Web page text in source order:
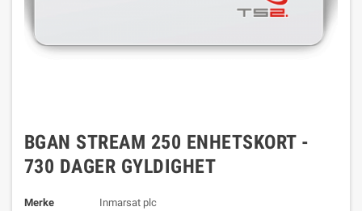
BGAN STREAM 250 ENHETSKORT -
730 DAGER GYLDIGHET
Merke
Inmarsat plc